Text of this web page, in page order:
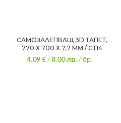
САМОЗАЛЕПВАЩ 3D ТАПЕТ,
770 Х 700 Х 7,7 ММ / СТ14
4.09 €/8.00лв./ бр.